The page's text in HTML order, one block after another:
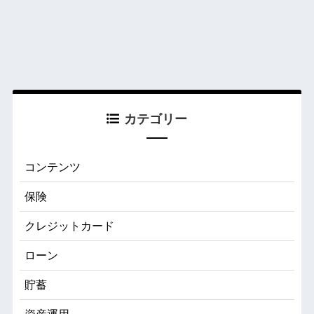
カテゴリー
コンテンツ
保険
クレジットカード
ローン
貯蓄